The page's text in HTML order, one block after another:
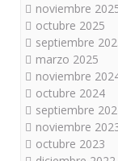
noviembre
octubre 2025
septiembre
marzo 2025
noviembre
octubre 2024
septiembre
noviembre
octubre 2023